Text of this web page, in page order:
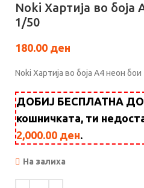
Noki Хартија во боја
1/50
180.00 ден
Noki Хартија во боја А4 неон
ДОБИЈ БЕСПЛАТНА
кошничката, ти
2,000.00 ден.
На залиха